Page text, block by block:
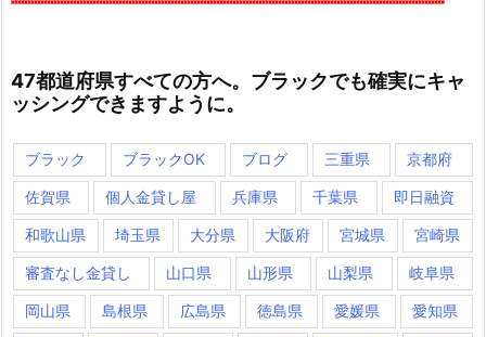
47都道府県すべての方へ。ブラックでも確実にキャ
ッシングできますように。
ブラック ブラックOK ブログ 三重県 京都府
佐賀県 個人金貸し屋 兵庫県 千葉県 即日融資
和歌山県 埼玉県 大分県 大阪府 宮城県 宮崎県
審査なし金貸し 山口県 山形県 山梨県 岐阜県
岡山県 島根県 広島県 徳島県 愛媛県 愛知県